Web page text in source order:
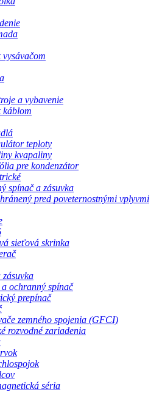
vysávačom
a vybavenie
káblom
teploty
kvapaliny
pre kondenzátor
spínač a zásuvka
pred poveternostnými vplyvmi
sieťová skrinka
zásuvka
ochranný spínač
prepínač
zemného spojenia (GFCI)
rozvodné zariadenia
séria